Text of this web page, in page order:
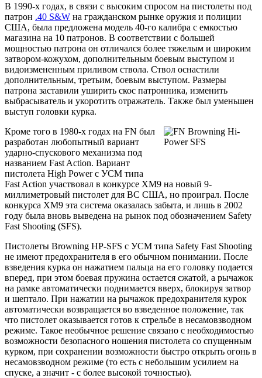
В 1990-х годах, в связи с высоким спросом на пистолеты под
патрон .40 S&W на гражданском рынке оружия и полиции
США, была предложена модель 40-го калибра с емкостью
магазина на 10 патронов. В соответствии с большей
мощностью патрона он отличался более тяжелым и широким
затвором-кожухом, дополнительным боевым выступом и
видоизмененным приливом ствола. Ствол оснастили
дополнительным, третьим, боевым выступом. Размеры
патрона заставили уширить скос патронника, изменить
выбрасыватель и укоротить отражатель. Также был уменьшен
выступ головки курка.
Кроме того в 1980-х годах на FN был
разработан любопытный вариант
ударно-спускового механизма под
названием Fast Action. Вариант
пистолета High Power с УСМ типа
Fast Action участвовал в конкурсе ХМ9 на новый 9-
миллиметровый пистолет для ВС США, но проиграл. После
конкурса ХМ9 эта система оказалась забыта, и лишь в 2002
году была вновь выведена на рынок под обозначением Safety
Fast Shooting (SFS).
Пистолеты Browning HP-SFS с УСМ типа Safety Fast Shooting
не имеют предохранителя в его обычном понимании. После
взведения курка он нажатием пальца на его головку подается
вперед, при этом боевая пружина остается сжатой, а рычажок
на рамке автоматически поднимается вверх, блокируя затвор
и шептало. При нажатии на рычажок предохранителя курок
автоматически возвращается во взведенное положение, так
что пистолет оказывается готов к стрельбе в несамовзводном
режиме. Такое необычное решение связано с необходимостью
возможности безопасного ношения пистолета со спущенным
курком, при сохранении возможности быстро открыть огонь в
несамовзводном режиме (то есть с небольшим усилием на
спуске, а значит - с более высокой точностью).